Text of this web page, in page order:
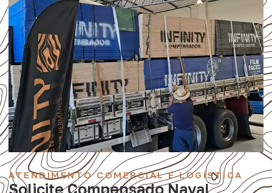
ATENDIMENTO COMERCIAL E LOGÍSTICA
Solicite Compensado Naval